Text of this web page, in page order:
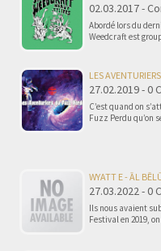
02.03.2017 -
Abordé lors du
Weedcraft est
LES
27.02.2019 - 0
C’est quand on
Fuzz Perdu qu’on
WYATT E - ĀL
27.03.2022 - 0
Ils nous avaient
Festival en 2019,